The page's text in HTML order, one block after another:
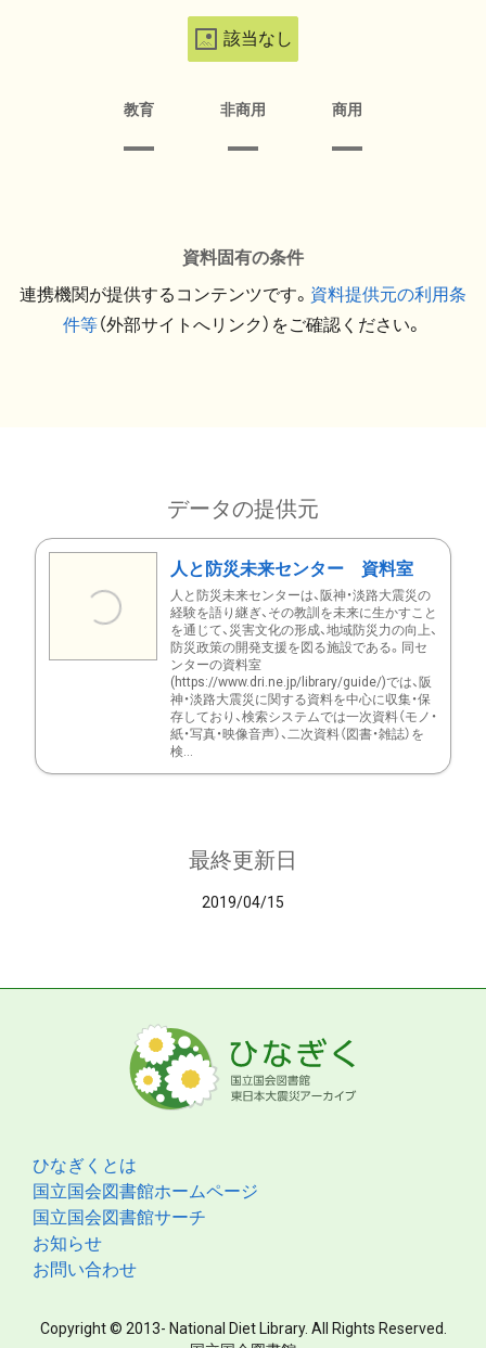
該当なし
教育 非商用 商用
資料固有の条件
連携機関が提供するコンテンツです。 資料提供元の利用条
件等（外部サイトへリンク）をご確認ください。
データの提供元
人と防災未来センター 資料室
人と防災未来センターは、阪神・淡路大震災の
経験を語り継ぎ、その教訓を未来に生かすこと
を通じて、災害文化の形成、地域防災力の向上、
防災政策の開発支援を図る施設である。同セ
ンターの資料室
(https://www.dri.ne.jp/library/guide/)では、阪
神・淡路大震災に関する資料を中心に収集・保
存しており、検索システムでは一次資料（モノ・
紙・写真・映像音声）、二次資料（図書・雑誌）を
検...
最終更新日
2019/04/15
ひなぎくとは
国立国会図書館ホームページ
国立国会図書館サーチ
お知らせ
お問い合わせ
Copyright © 2013- National Diet Library. All Rights Reserved.